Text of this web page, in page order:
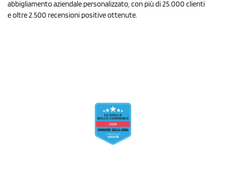
abbigliamento aziendale personalizzato, con più di 25.000 clienti
e oltre 2.500 recensioni positive ottenute.